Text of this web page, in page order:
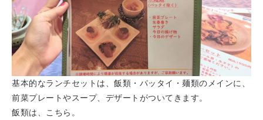
基本的なランチセットは、飯類・パッタイ・麺類のメインに、
前菜プレートやスープ、デザートがついてきます。
飯類は、こちら。